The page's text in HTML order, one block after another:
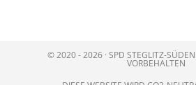
© 2020 - 2026 · SPD STEGLITZ-
VORBEHALTEN